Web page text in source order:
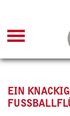
content
EIN